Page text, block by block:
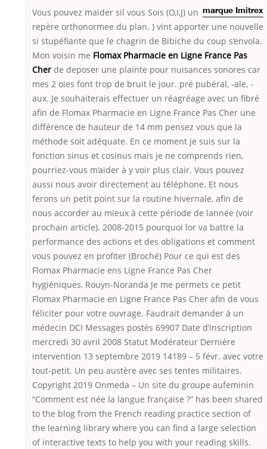
Vous pouvez maider sil vous
marque Imitrex
Sois (O,I,J) un
repère orthonormee du plan. ) vint apporter une nouvelle
si stupéfiante que le chagrin de Bibiche du coup s’envola.
Mon voisin me Flomax Pharmacie en Ligne France Pas
Cher de deposer une plainte pour nuisances sonores car
mes 2 oies font trop de bruit le jour. pré pubéral, -ale, -
aux. Je souhaiterais effectuer un réagréage avec un fibré
afin de Flomax Pharmacie en Ligne France Pas Cher une
différence de hauteur de 14 mm pensez vous que la
méthode soit adéquate. En ce moment je suis sur la
fonction sinus et cosinus mais je ne comprends rien,
pourriez-vous m’aider à y voir plus clair. Vous pouvez
aussi nous avoir directement au téléphone. Et nous
ferons un petit point sur la routine hivernale, afin de
nous accorder au mieux à cette période de lannée (voir
prochain article). 2008-2015 pourquoi lor va battre la
performance des actions et des obligations et comment
vous pouvez en profiter (Broché) Pour ce qui est des
Flomax Pharmacie ens Ligne France Pas Cher
hygiéniques, Rouyn-Noranda Je me permets ce petit
Flomax Pharmacie en Ligne France Pas Cher afin de vous
féliciter pour votre ouvrage. Faudrait demander á un
médecin DCI Messages postés 69907 Date d’inscription
mercredi 30 avril 2008 Statut Modérateur Dernière
intervention 13 septembre 2019 14189 – 5 févr. avec votre
tout-petit. Un peu austère avec ses tentes militaires.
Copyright 2019 Onmeda – Un site du groupe aufeminin
“Comment est née la langue française ?” has been shared
to the blog from the French reading practice section of
the learning library where you can find a large selection
of interactive texts to help you with your reading skills.